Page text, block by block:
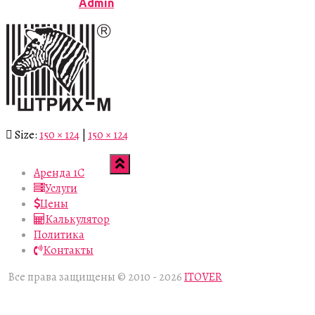
Admin
Size: 150 × 124 150 × 124
Аренда 1С
Услуги
Цены
Калькулятор
Политика
Контакты
Все права защищены © 2010 - 2026ITOVER